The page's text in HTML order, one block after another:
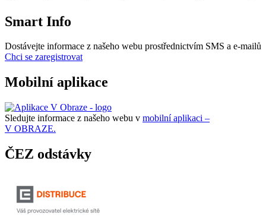
Smart Info
Dostávejte informace z našeho webu prostřednictvím SMS a e-mailů
Chci se zaregistrovat
Mobilní aplikace
Sledujte informace z našeho webu v mobilní aplikaci –
V OBRAZE.
ČEZ odstávky